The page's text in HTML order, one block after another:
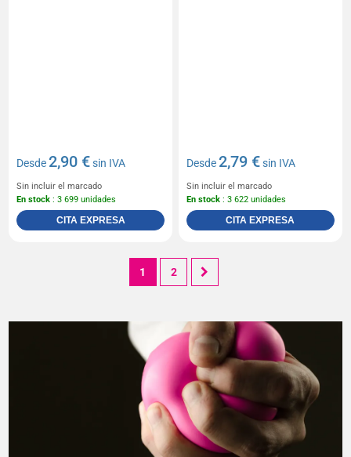
Desde2,90 €sin IVA
Sin incluir el marcado
En stock : 3 699 unidades
CITA EXPRESA
Desde2,79 €sin IVA
Sin incluir el marcado
En stock : 3 622 unidades
CITA EXPRESA
1 2